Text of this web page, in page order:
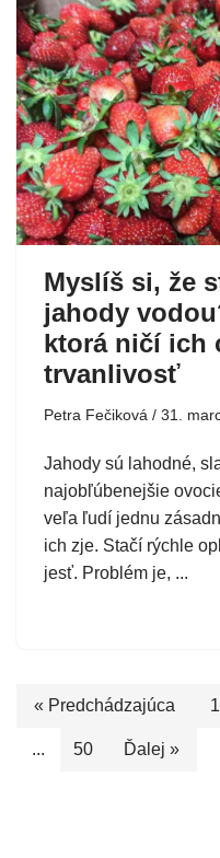
Myslíš si, že
jahody
ktorá ničí ich
trvanlivosť
Petra Fečiková 31.
Jahody sú lahodné,
najobľúbenejšie
veľa ľudí jednu
ich zje. Stačí rýchle
jesť. Problém je, ...
« Predchádzajúca 1
... 50 Ďalej »